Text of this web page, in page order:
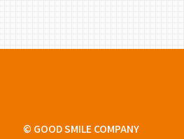
© GOOD SMILE COMPANY